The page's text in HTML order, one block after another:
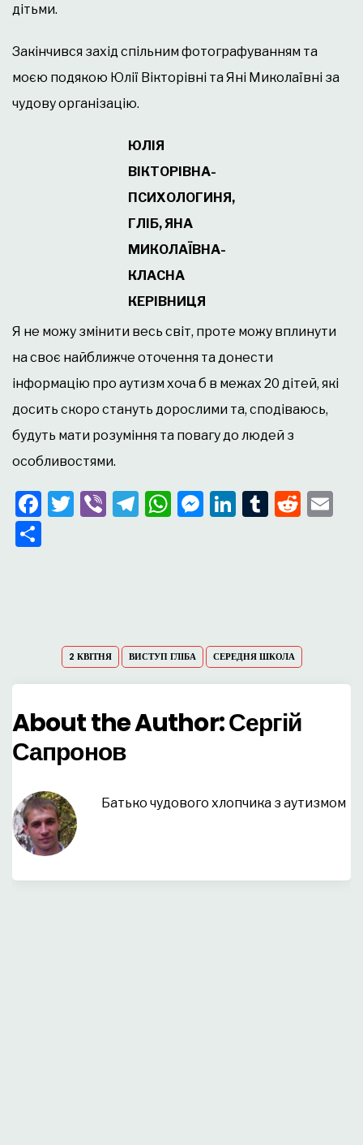
дітьми.
Закінчився захід спільним фотографуванням та
моєю подякою Юлії Вікторівні та Яні Миколаївні за
чудову організацію.
ЮЛІЯ
ВІКТОРІВНА-
ПСИХОЛОГИНЯ,
ГЛІБ, ЯНА
МИКОЛАЇВНА-
КЛАСНА
КЕРІВНИЦЯ
Я не можу змінити весь світ, проте можу вплинути
на своє найближче оточення та донести
інформацію про аутизм хоча б в межах 20 дітей, які
досить скоро стануть дорослими та, сподіваюсь,
будуть мати розуміння та повагу до людей з
особливостями.
Facebook
Twitter
ViberTelegram
WhatsApp
Messenger
LinkedIn
Tumblr
2 КВІТНЯ ВИСТУП ГЛІБА СЕРЕДНЯ ШКОЛА
About the Author:Сергій
Сапронов
Батько чудового хлопчика з аутизмом